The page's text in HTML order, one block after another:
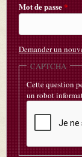
Mot de passe*
Demander un
CAPTCHA
Cette question
un robot